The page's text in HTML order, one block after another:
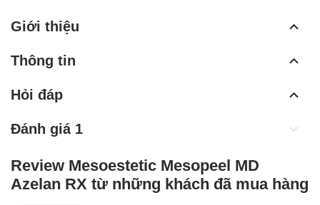
Giới thiệu
Thông tin
Hỏi đáp
Đánh giá 1
Review Mesoestetic Mesopeel MD
Azelan RX từ những khách đã mua hàng